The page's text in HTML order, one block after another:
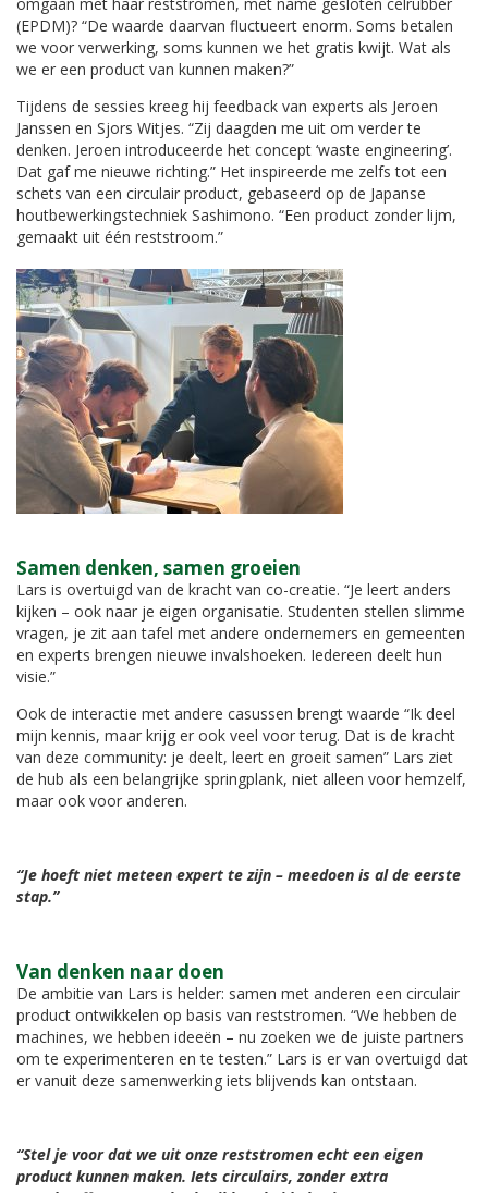
omgaan met haar reststromen, met name gesloten celrubber
(EPDM)? “De waarde daarvan fluctueert enorm. Soms betalen
we voor verwerking, soms kunnen we het gratis kwijt. Wat als
we er een product van kunnen maken?”
Tijdens de sessies kreeg hij feedback van experts als Jeroen
Janssen en Sjors Witjes. “Zij daagden me uit om verder te
denken. Jeroen introduceerde het concept ‘waste engineering’.
Dat gaf me nieuwe richting.” Het inspireerde me zelfs tot een
schets van een circulair product, gebaseerd op de Japanse
houtbewerkingstechniek Sashimono. “Een product zonder lijm,
gemaakt uit één reststroom.”
Samen denken, samen groeien
Lars is overtuigd van de kracht van co-creatie. “Je leert anders
kijken – ook naar je eigen organisatie. Studenten stellen slimme
vragen, je zit aan tafel met andere ondernemers en gemeenten
en experts brengen nieuwe invalshoeken. Iedereen deelt hun
visie.”
Ook de interactie met andere casussen brengt waarde “Ik deel
mijn kennis, maar krijg er ook veel voor terug. Dat is de kracht
van deze community: je deelt, leert en groeit samen” Lars ziet
de hub als een belangrijke springplank, niet alleen voor hemzelf,
maar ook voor anderen.
“Je hoeft niet meteen expert te zijn – meedoen is al de eerste
stap.”
Van denken naar doen
De ambitie van Lars is helder: samen met anderen een circulair
product ontwikkelen op basis van reststromen. “We hebben de
machines, we hebben ideeën – nu zoeken we de juiste partners
om te experimenteren en te testen.” Lars is er van overtuigd dat
er vanuit deze samenwerking iets blijvends kan ontstaan.
“Stel je voor dat we uit onze reststromen echt een eigen
product kunnen maken. Iets circulairs, zonder extra